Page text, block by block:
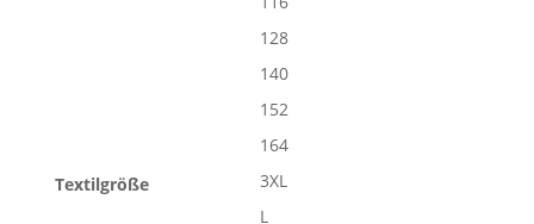
Textilgröße
128
140
152
164
3XL
L